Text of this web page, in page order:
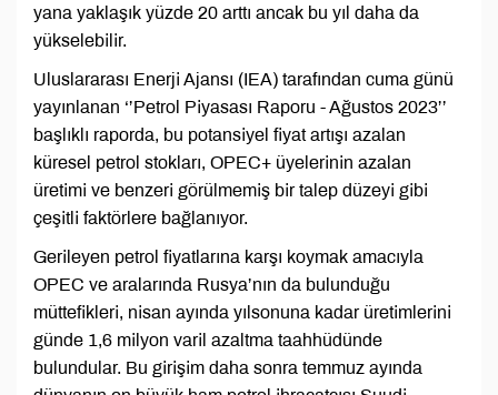
yana yaklaşık yüzde 20 arttı ancak bu yıl daha da
yükselebilir.
Uluslararası Enerji Ajansı (IEA) tarafından cuma günü
yayınlanan ‘’Petrol Piyasası Raporu - Ağustos 2023’’
başlıklı raporda, bu potansiyel fiyat artışı azalan
küresel petrol stokları, OPEC+ üyelerinin azalan
üretimi ve benzeri görülmemiş bir talep düzeyi gibi
çeşitli faktörlere bağlanıyor.
Gerileyen petrol fiyatlarına karşı koymak amacıyla
OPEC ve aralarında Rusya’nın da bulunduğu
müttefikleri, nisan ayında yılsonuna kadar üretimlerini
günde 1,6 milyon varil azaltma taahhüdünde
bulundular. Bu girişim daha sonra temmuz ayında